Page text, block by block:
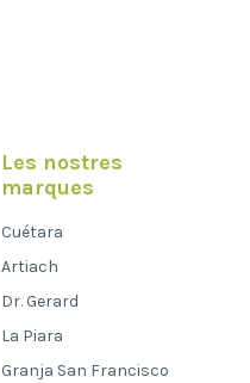
Les nostres
marques
Cuétara
Artiach
Dr. Gerard
La Piara
Granja San Francisco